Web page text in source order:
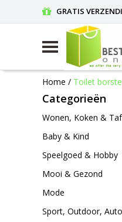
GRATIS
Home / Toilet
Categorieën
Wonen, Koken &
Baby & Kind
Speelgoed & Hobby
Mooi & Gezond
Mode
Sport, Outdoor,